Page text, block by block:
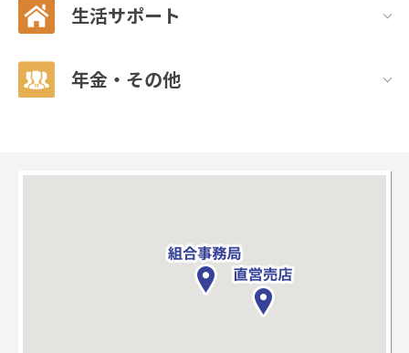
生活サポート
年金・その他